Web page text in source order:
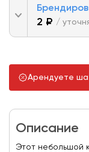
2 ₽ /
Арендуете
Описание
Этот небольшой